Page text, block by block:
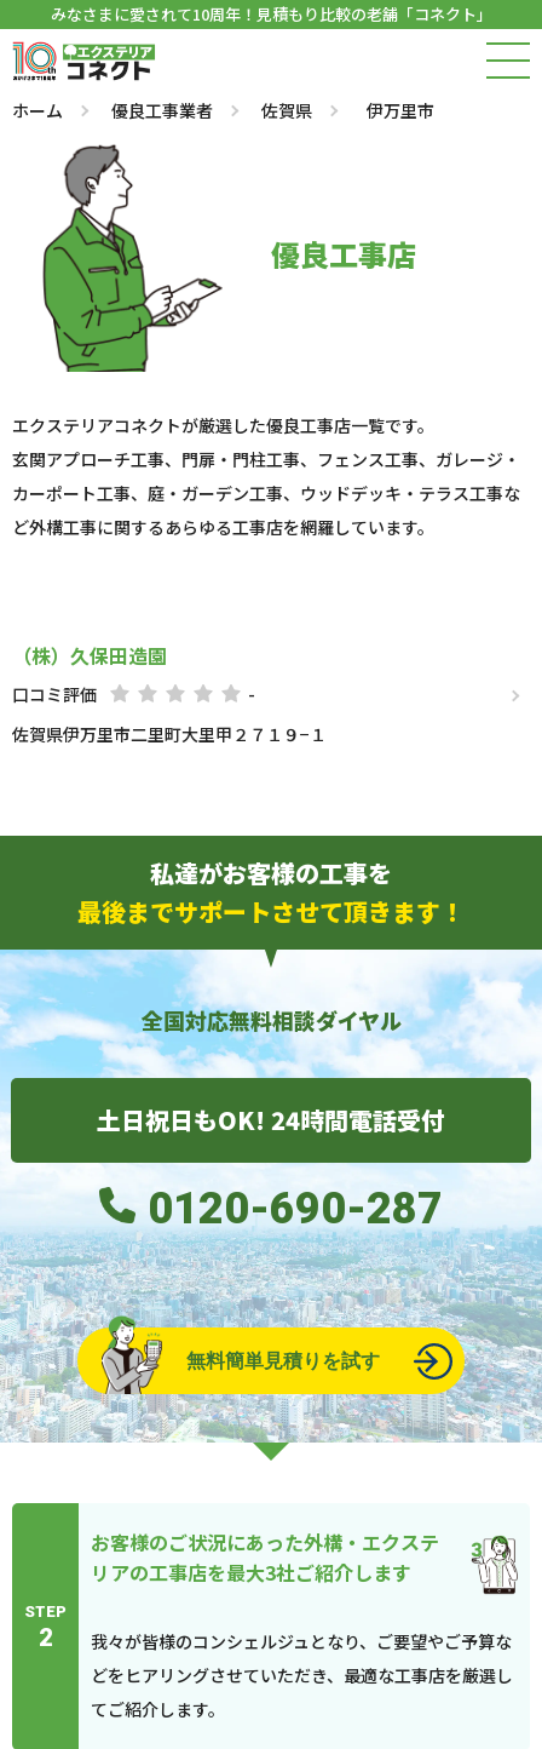
みなさまに愛されて10周年！見積もり比較の老舗「コネクト」
ホーム 優良工事業者 佐賀県 伊万里市
優良工事店
エクステリアコネクトが厳選した優良工事店一覧です。
玄関アプローチ工事、門扉・門柱工事、フェンス工事、ガレージ・
カーポート工事、庭・ガーデン工事、ウッドデッキ・テラス工事な
ど外構工事に関するあらゆる工事店を網羅しています。
（株）久保田造園
口コミ評価
-
佐賀県伊万里市二里町大里甲２７１９−１
私達がお客様の工事を
最後までサポートさせて頂きます！
全国対応無料相談ダイヤル
土日祝日もOK! 24時間電話受付
0120-690-287
無料簡単見積りを試す
STEP
2
お客様のご状況にあった外構・エクステ
リアの工事店を最大3社ご紹介します
我々が皆様のコンシェルジュとなり、ご要望やご予算な
どをヒアリングさせていただき、最適な工事店を厳選し
てご紹介します。